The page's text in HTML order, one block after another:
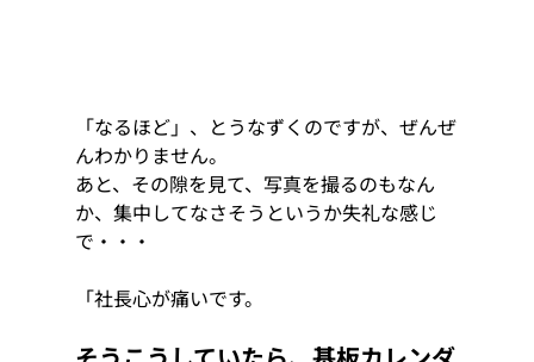
「なるほど」、とうなずくのですが、ぜんぜ
んわかりません。
あと、その隙を見て、写真を撮るのもなん
か、集中してなさそうというか失礼な感じ
で・・・
「社長心が痛いです。